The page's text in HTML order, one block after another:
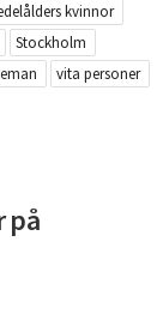
kvinnor
Stockholm
vita personer
på